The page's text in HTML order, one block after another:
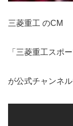
三菱重工 のCM
「三菱重工スポ
が公式チャンネ